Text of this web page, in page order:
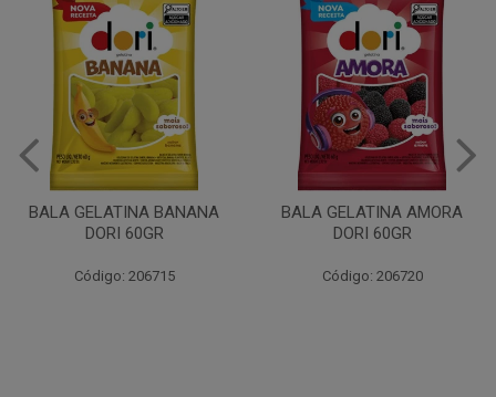
BALA GELATINA BANANA
DORI 60GR
Código: 206715
BALA GELATINA AMORA
DORI 60GR
Código: 206720